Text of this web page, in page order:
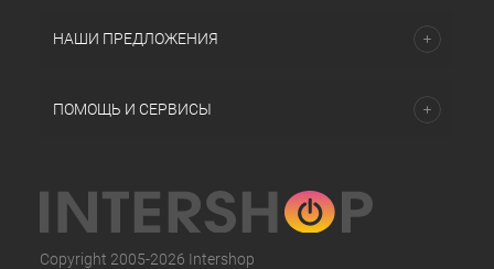
НАШИ ПРЕДЛОЖЕНИЯ
ПОМОЩЬ И СЕРВИСЫ
Copyright 2005-2026 Intershop